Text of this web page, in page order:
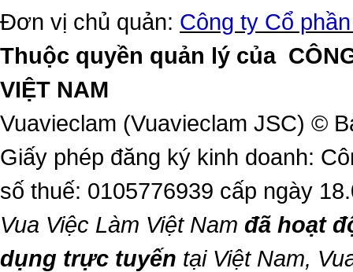
Đơn vị chủ quản: Công ty Cổ
Thuộc quyền quản lý của
VIỆT NAM
Vuavieclam (Vuavieclam JSC) ©
Giấy phép đăng ký kinh doanh:
số thuế: 0105776939 cấp ngày
Vua Việc Làm Việt Nam đã hoạt
dụng trực tuyến tại Việt Nam,